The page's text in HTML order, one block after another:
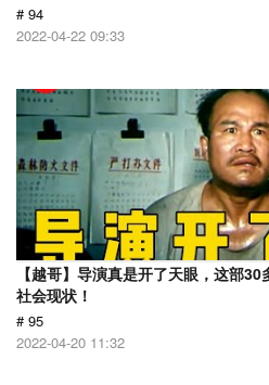
# 94
2022-04-22 09:33
【越哥】导演真是开了天眼，这部
社会现状！
# 95
2022-04-20 11:32